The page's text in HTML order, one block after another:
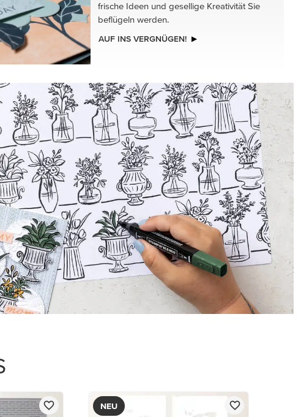
UND CRAFT
NEU
DEKOSCHABLONEN
SCHMETTERLINGSTANZ
In den Warenkorb